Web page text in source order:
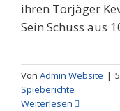
ihren Torjäger
Sein Schuss aus
Von Admin Website |
Spieberichte
Weiterlesen